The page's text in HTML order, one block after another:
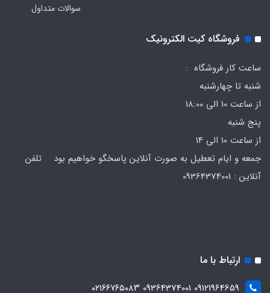
سوالات متداول
فروشگاه کیت الکترونیک
ساعت کار فروشگاه :
شنبه تا چهارشنبه
از ساعت 10 الی 18:00
پنج شنبه
از ساعت 10 الی 14
جمعه و ایام تعطیل به صورت آنلاین پاسخگو خواهیم بود تلفن
ارتباط با ما
09121964659 09364374001 ۰۲۱۶۶۷۶۵۰۸۳